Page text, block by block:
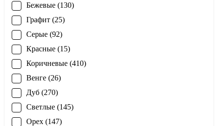
Бежевые (130)
Графит (25)
Серые (92)
Красные (15)
Коричневые (410)
Венге (26)
Дуб (270)
Светлые (145)
Орех (147)